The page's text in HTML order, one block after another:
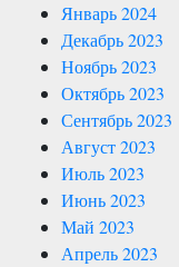
Январь 2024
Декабрь 2023
Ноябрь 2023
Октябрь 2023
Сентябрь 2023
Август 2023
Июль 2023
Июнь 2023
Май 2023
Апрель 2023